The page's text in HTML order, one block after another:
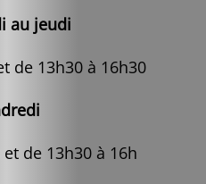
au jeudi
de 13h30 à 16h30
de 13h30 à 16h